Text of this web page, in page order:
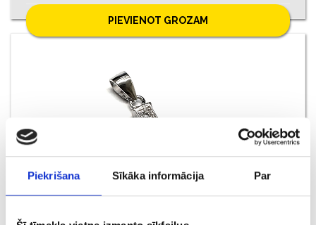
Piekrišana Sīkāka informācija Par
PIEVIENOT GROZAM